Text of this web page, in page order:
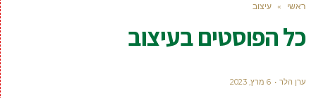
ראשי » עיצוב
כל הפוסטים בעיצוב
ערן הלר 6 מרץ, 2023